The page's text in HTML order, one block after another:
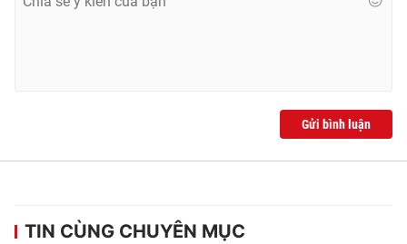
Gửi bình luận
TIN CÙNG CHUYÊN MỤC